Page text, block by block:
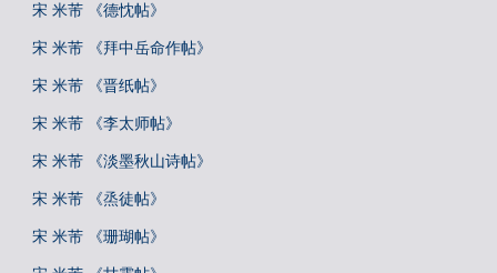
宋 米芾 《德忱帖》
宋 米芾 《拜中岳命作帖》
宋 米芾 《晋纸帖》
宋 米芾 《李太师帖》
宋 米芾 《淡墨秋山诗帖》
宋 米芾 《烝徒帖》
宋 米芾 《珊瑚帖》